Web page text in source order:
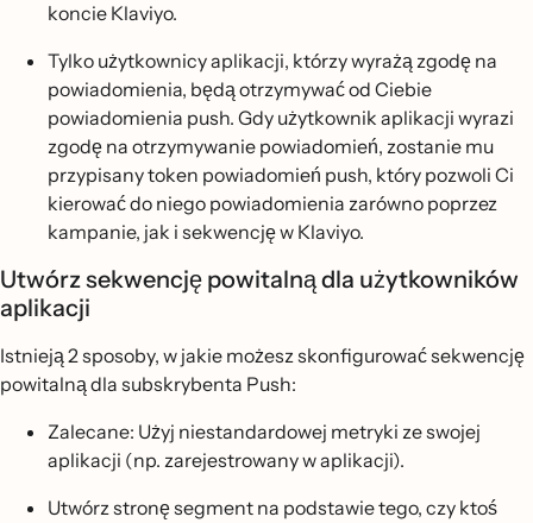
koncie Klaviyo.
Tylko użytkownicy aplikacji, którzy wyrażą zgodę na
powiadomienia, będą otrzymywać od Ciebie
powiadomienia push. Gdy użytkownik aplikacji wyrazi
zgodę na otrzymywanie powiadomień, zostanie mu
przypisany token powiadomień push, który pozwoli Ci
kierować do niego powiadomienia zarówno poprzez
kampanie, jak i sekwencję w Klaviyo.
Utwórz sekwencję powitalną dla użytkowników
aplikacji
Istnieją 2 sposoby, w jakie możesz skonfigurować sekwencję
powitalną dla subskrybenta Push:
Zalecane: Użyj niestandardowej metryki ze swojej
aplikacji (np. zarejestrowany w aplikacji).
Utwórz stronę segment na podstawie tego, czy ktoś